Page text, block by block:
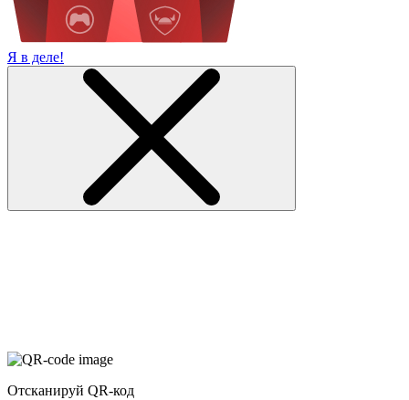
Я в деле!
Отсканируй QR-код